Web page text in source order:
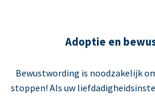
Adoptie en
Bewustwording is noodzakelijk
stoppen! Als uw